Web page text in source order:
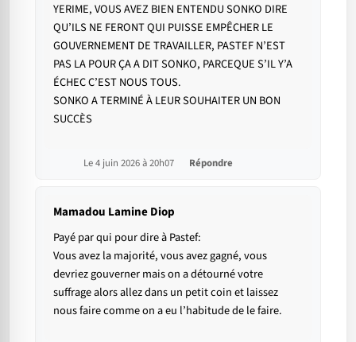
YERIME, VOUS AVEZ BIEN ENTENDU SONKO DIRE
QU’ILS NE FERONT QUI PUISSE EMPÊCHER LE
GOUVERNEMENT DE TRAVAILLER, PASTEF N’EST
PAS LA POUR ÇA A DIT SONKO, PARCEQUE S’IL Y’A
ÉCHEC C’EST NOUS TOUS.
SONKO A TERMINÉ À LEUR SOUHAITER UN BON
SUCCÈS
Le 4 juin 2026 à 20h07 Répondre
Mamadou Lamine Diop
Payé par qui pour dire à Pastef:
Vous avez la majorité, vous avez gagné, vous
devriez gouverner mais on a détourné votre
suffrage alors allez dans un petit coin et laissez
nous faire comme on a eu l’habitude de le faire.